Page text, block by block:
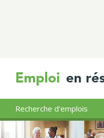
Recherche d'emplois